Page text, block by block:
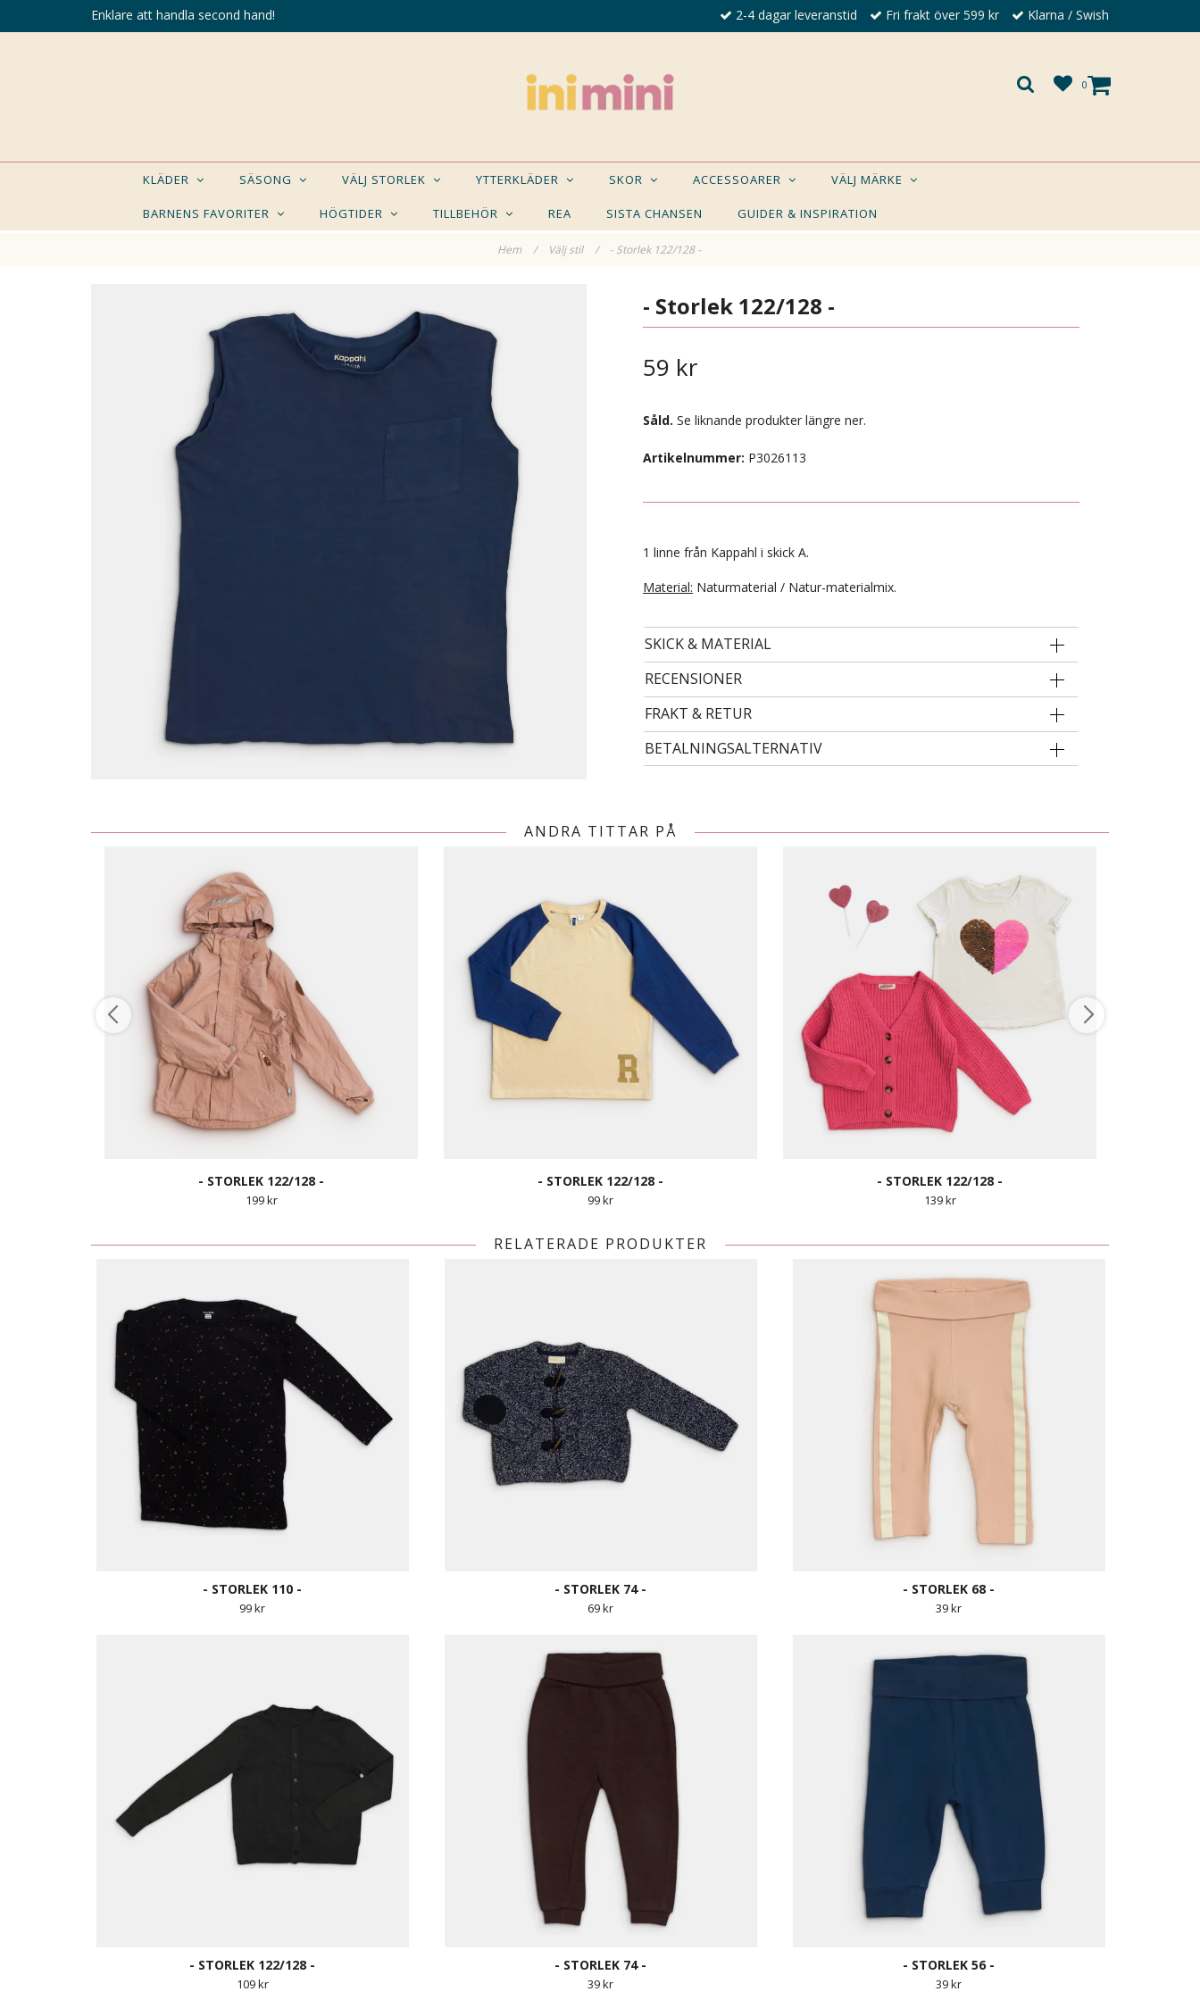
Enklare att handla second hand! 2-4 dagar leveranstid Fri frakt över 599 kr Klarna / Swish
0
KLÄDER SÄSONG VÄLJ STORLEK YTTERKLÄDER SKOR ACCESSOARER VÄLJ MÄRKE
BARNENS FAVORITER HÖGTIDER TILLBEHÖR REA SISTA CHANSEN GUIDER & INSPIRATION
Hem / Välj stil / - Storlek 122/128 -
KANSKE NÅGON AV DESSA PRODUKTER KAN INTRESSERA DIG?
- STORLEK 24 -
- Storlek 122/128 -
59 kr
Såld. Se liknande produkter längre ner.
Artikelnummer: P3026113
1 linne från Kappahl i skick A.
Material: Naturmaterial / Natur-materialmix.
SKICK & MATERIAL
RECENSIONER
FRAKT & RETUR
BETALNINGSALTERNATIV
ANDRA TITTAR PÅ
- STORLEK 122/128 -
199 kr
- STORLEK 122/128 -
99 kr
- STORLEK 122/128 -
139 kr
RELATERADE PRODUKTER
- STORLEK 110 -
99 kr
- STORLEK 74 -
69 kr
- STORLEK 68 -
39 kr
- STORLEK 122/128 -
109 kr
- STORLEK 74 -
39 kr
- STORLEK 56 -
39 kr